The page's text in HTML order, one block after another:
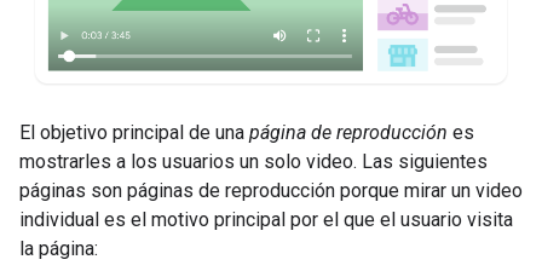
El objetivo principal de una página de reproducción es
mostrarles a los usuarios un solo video. Las siguientes
páginas son páginas de reproducción porque mirar un video
individual es el motivo principal por el que el usuario visita
la página: